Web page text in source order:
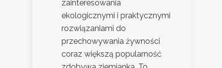
zainteresowania
ekologicznymi i praktycznymi
rozwiązaniami do
przechowywania żywności
coraz większą popularność